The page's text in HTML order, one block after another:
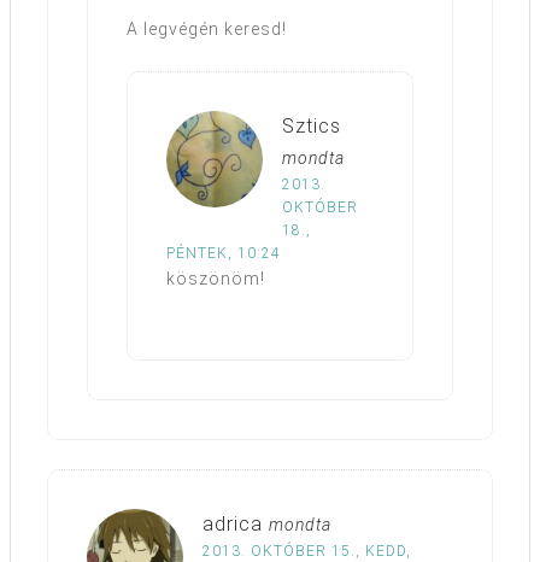
A legvégén keresd!
Sztics
mondta
2013.
OKTÓBER
18.,
PÉNTEK, 10:24
köszönöm!
adrica mondta
2013. OKTÓBER 15., KEDD,